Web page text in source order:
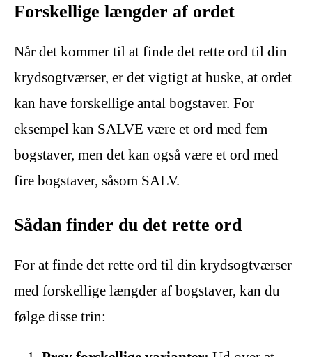
Forskellige længder af ordet
Når det kommer til at finde det rette ord til din
krydsogtværser, er det vigtigt at huske, at ordet
kan have forskellige antal bogstaver. For
eksempel kan SALVE være et ord med fem
bogstaver, men det kan også være et ord med
fire bogstaver, såsom SALV.
Sådan finder du det rette ord
For at finde det rette ord til din krydsogtværser
med forskellige længder af bogstaver, kan du
følge disse trin: